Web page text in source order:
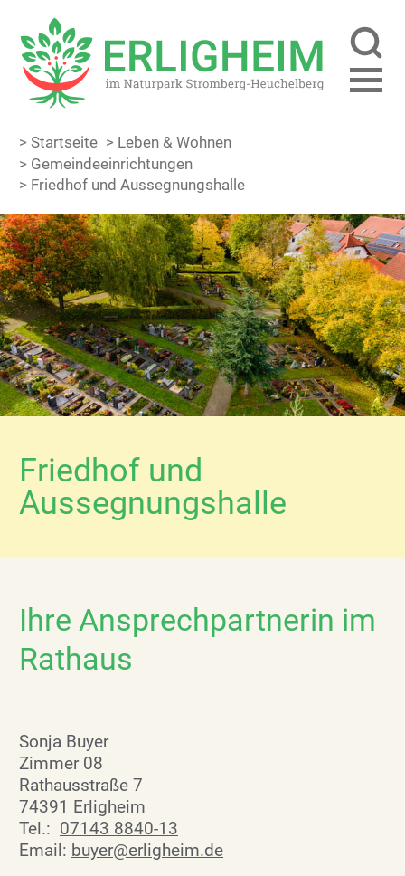
> Startseite > Leben & Wohnen
> Gemeinde­einrichtungen
> Friedhof und Aussegnungshalle
Friedhof und
Aussegnungshalle
Ihre Ansprechpartnerin im
Rathaus
Sonja Buyer
Zimmer 08
Rathausstraße 7
74391 Erligheim
Tel.: 07143 8840-13
Email: buyer@erligheim.de